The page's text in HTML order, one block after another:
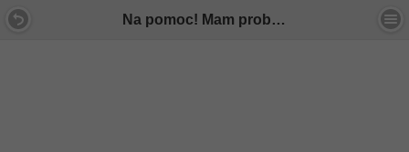
Na pomoc! Mam problem z... - Forum Mercedes E-Klasa